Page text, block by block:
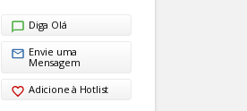
Diga Olá
Envie uma
Mensagem
Adicione à Hotlist